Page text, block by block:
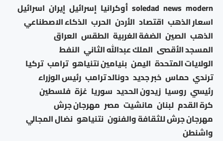
modern
news
soledad أوكرانيا إسرائيل إيران اسرائيل
اسعار الذهب اقتصاد الأردن الحرب الذكاء الاصطناعي
الذهب الصين الضفة الغربية الطقس العراق
المسجد الأقصى الملك عبدالله الثاني النفط
الولايات المتحدة اليمن بنيامين نتنياهو ترامب تركيا
ترندي حماس خبر جديد دونالد ترامب رئيس الوزراء
رئيسي روسيا زيدون الحديد سوريا غزة فلسطين
كرة القدم لبنان مانشيت مصر مهرجان جرش
مهرجان جرش للثقافة والفنون نتنياهو نضال المجالي
واشنطن